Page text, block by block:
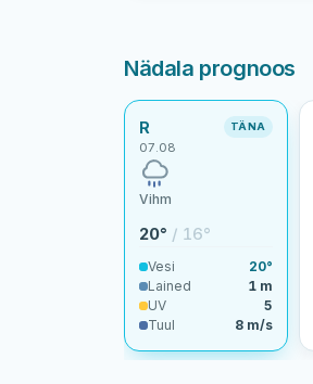
Nädala prognoos
R
07.08
TÄNA
Vihm
20° / 16°
Vesi
20°
Lained
1 m
UV
5
Tuul
8 m/s